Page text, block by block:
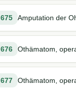
675 Amputation der
676 Othämatom,
677 Othämatom,